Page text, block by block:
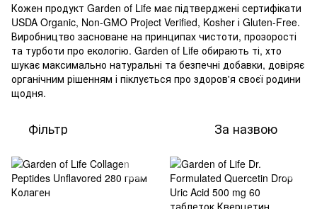
Кожен продукт Garden of Life має підтверджені сертифікати
USDA Organic, Non-GMO Project Verified, Kosher і Gluten-Free.
Виробництво засноване на принципах чистоти, прозорості
та турботи про екологію. Garden of Life обирають ті, хто
шукає максимально натуральні та безпечні добавки, довіряє
органічним рішенням і піклується про здоров'я своєї родини
щодня.
Фільтр За назвою